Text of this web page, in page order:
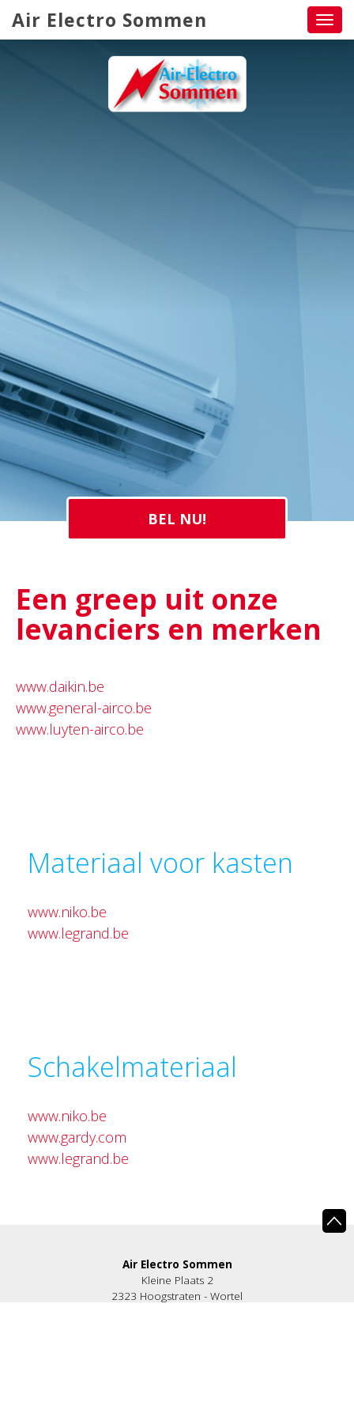
Air Electro Sommen
BEL NU!
Een greep uit onze
levanciers en merken
www.daikin.be
www.general-airco.be
www.luyten-airco.be
Materiaal voor kasten
www.niko.be
www.legrand.be
Schakelmateriaal
www.niko.be
www.gardy.com
www.legrand.be
Air Electro Sommen
Kleine Plaats 2
2323 Hoogstraten - Wortel